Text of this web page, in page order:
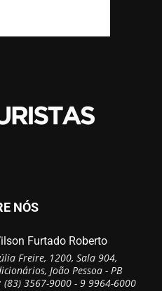
NÓS
Furtado Roberto
Freire, 1200, Sala 904,
João Pessoa - PB
(83) 3567-9000 - 9 9964-6000